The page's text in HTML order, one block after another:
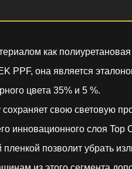
как
PPF, она является
цвета 35% и 5 %.
свою световую
инновационного слоя
позволит убрать